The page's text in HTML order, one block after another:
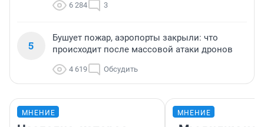
6 284 3
5
Бушует пожар, аэропорты закрыли: что
происходит после массовой атаки дронов
4 619 Обсудить
МНЕНИЕ МНЕНИЕ